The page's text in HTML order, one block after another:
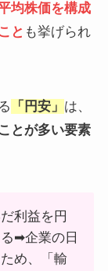
均株価を構成
と も挙げられ
「円安」 は、
とが多い要素
利益を円
➡企業の日
め、「輸